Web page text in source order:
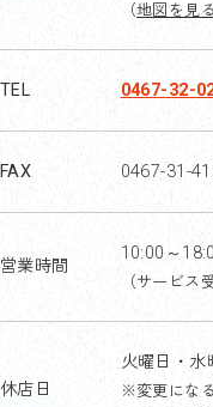
（地図を見る
TEL 0467-32-
FAX 0467-31-
営業時間
10:00～
（サービス
休店日
火曜日・水
※変更にな